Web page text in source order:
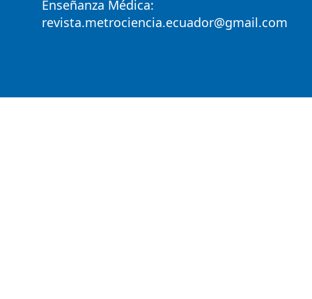
Enseñanza Médica:
revista.metrociencia.ecuador@gmail.com